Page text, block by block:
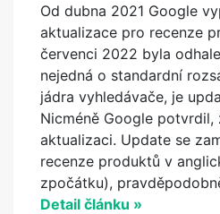
Od dubna 2021 Google
aktualizace pro recenze
červenci 2022 byla
nejedná o standardní
jádra vyhledávače, je
Nicméně Google potvrdil,
aktualizaci. Update se
recenze produktů v
zpočátku),
Detail článku »